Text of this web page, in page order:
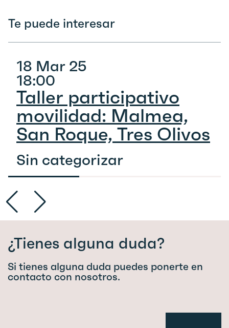
Te puede interesar
18 Mar 25
18:00
Taller participativo
movilidad: Malmea,
San Roque, Tres Olivos
Sin categorizar
¿Tienes alguna duda?
Si tienes alguna duda puedes ponerte en
contacto con nosotros.